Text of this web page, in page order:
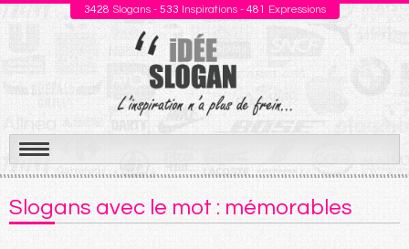
3428 Slogans - 533 Inspirations - 481 Expressions
Aller
au
contenu
Slogans avec le mot : mémorables